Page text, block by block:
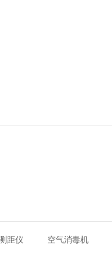
距仪 空气消毒机